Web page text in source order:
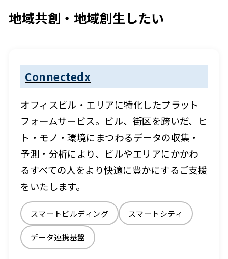
地域共創・地域創生したい
Connectedx
オフィスビル・エリアに特化したプラット
フォームサービス。ビル、街区を跨いだ、ヒ
ト・モノ・環境にまつわるデータの収集・
予測・分析により、ビルやエリアにかかわ
るすべての人をより快適に豊かにするご支援
をいたします。
スマートビルディング スマートシティ
データ連携基盤